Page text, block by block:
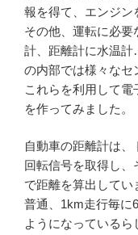
報を得て、エンジン
その他、運転に必
計、距離計に水温
の内部では様々なセ
これらを利用して
を作ってみました。
自動車の距離計は
回転信号を取得し、
で距離を算出してい
普通、1km走行毎に
ようになっているら